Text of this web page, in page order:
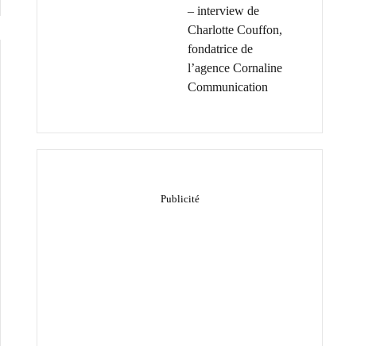
– interview de
Charlotte Couffon,
fondatrice de
l’agence Cornaline
Communication